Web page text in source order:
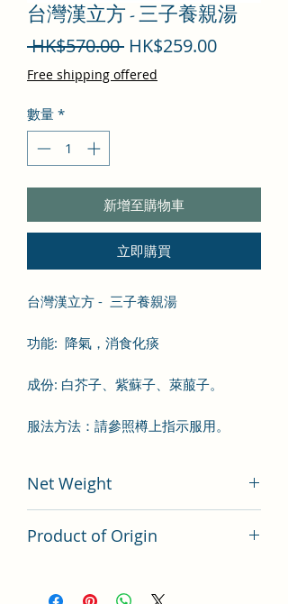
台灣漢立方 - 三子養親湯
HK$570.00 一
般
HK$259.00促
Free shipping offered
數量 *
新增至購物車
立即購買
台灣漢立方 - 三子養親湯
功能: 降氣，消食化痰
成份: 白芥子、紫蘇子、萊菔子。
服法方法： 請參照樽上指示服用。
Net Weight
Product of Origin